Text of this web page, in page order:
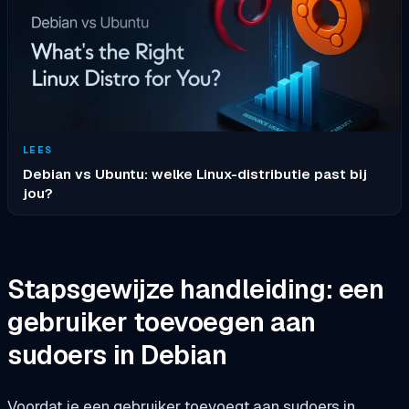
LEES
Debian vs Ubuntu: welke Linux-distributie past bij
jou?
Stapsgewijze handleiding: een
gebruiker toevoegen aan
sudoers in Debian